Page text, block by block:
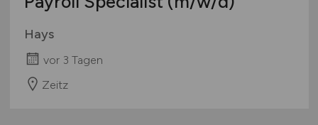
Hays
vor 3 Tagen
Zeitz